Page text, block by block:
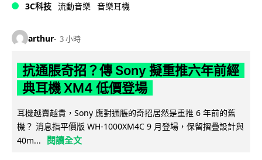
3C科技 流動音樂 音樂耳機
arthur 3 小時
抗通脹奇招？傳 Sony 擬重推六年前經
典耳機 XM4 低價登場
耳機越賣越貴，Sony 應對通脹的奇招居然是重推 6 年前的舊
機？ 消息指平價版 WH-1000XM4C 9 月登場，保留摺疊設計與
40m...
閱讀全文